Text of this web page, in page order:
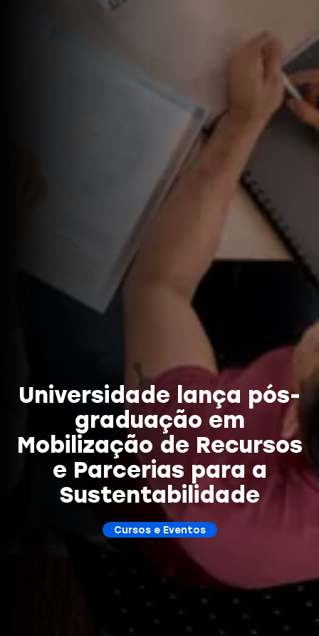
Universidade lança pós-
graduação em
Mobilização de Recursos
e Parcerias para a
Sustentabilidade
Cursos e Eventos